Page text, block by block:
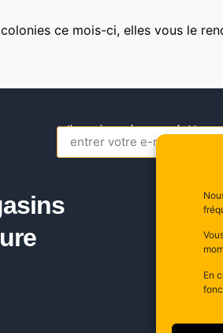
En
ce mois-ci, elles vous le
s’inscrire a la newsletter